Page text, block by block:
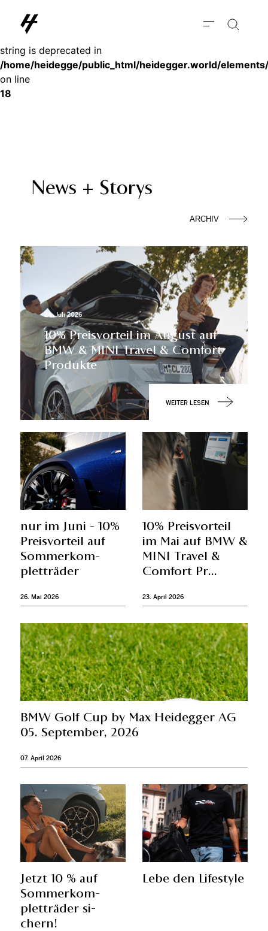
Deprecated
: substr(): Passing null to parameter #1 ($string) of type
string is deprecated in
/home/heidegge/public_html/heidegger.world/
on line
18
News + Storys
ARCHIV
24. Juli 2026
10% Preisvorteil im August auf
BMW & MINI Travel & Comfort
Produkte
WEITER LESEN
nur im Juni - 10%
Preis­vor­teil auf
Som­mer­kom­
plett­rä­der
26. Mai 2026
10% Preis­vor­teil
im Mai auf BMW &
MINI Tra­vel &
Com­fort Pr...
23. April 2026
BMW Golf Cup by Max Heidegger AG
05. Sep­tem­ber, 2026
07. April 2026
Jetzt 10 % auf
Som­mer­kom­
plett­rä­der si­
chern!
Lebe den Life­style